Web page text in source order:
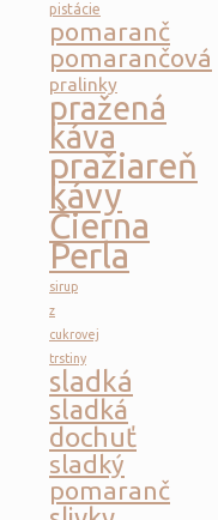
pistácie
pomaranč
pomarančová
pralinky
pražená
káva
pražiareň
kávy
Čierna
Perla
sirup
z
cukrovej
trstiny
sladká
sladká
dochuť
sladký
pomaranč